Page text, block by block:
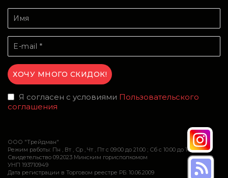
Я согласен с условиями Пользовательского
соглашения
ООО "Трейдман"
Режим работы: Пн , Вт , Ср , Чт , Пт c 09:00 до 21:00 ; Сб c 10:00 до 16:00
Свидетельство 09.2023 Минским горисполкомом
УНП 193710949
Дата регистрации в Торговом реестре РБ: 10.06.2009